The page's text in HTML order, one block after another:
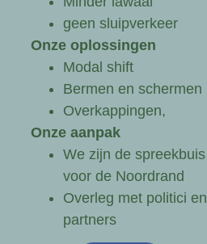
geen sluipverkeer
Onze oplossingen
Modal shift
Bermen en schermen
Overkappingen,
Onze aanpak
We zijn de spreekbuis
voor de Noordrand
Overleg met politici en
partners